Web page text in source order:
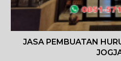
JASA PEMBUATAN